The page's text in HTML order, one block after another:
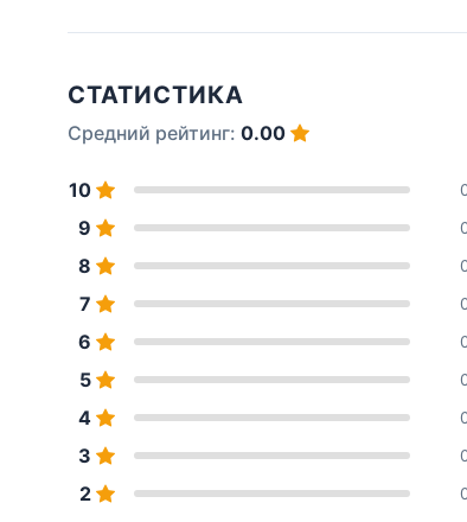
СТАТИСТИКА
Средний рейтинг: 0.00
10
9
8
7
6
5
4
3
2